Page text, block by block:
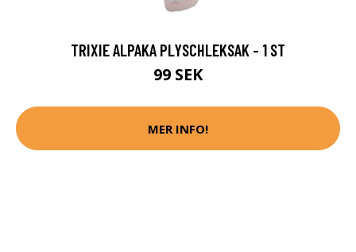
TRIXIE ALPAKA PLYSCHLEKSAK - 1 ST
99 SEK
MER INFO!